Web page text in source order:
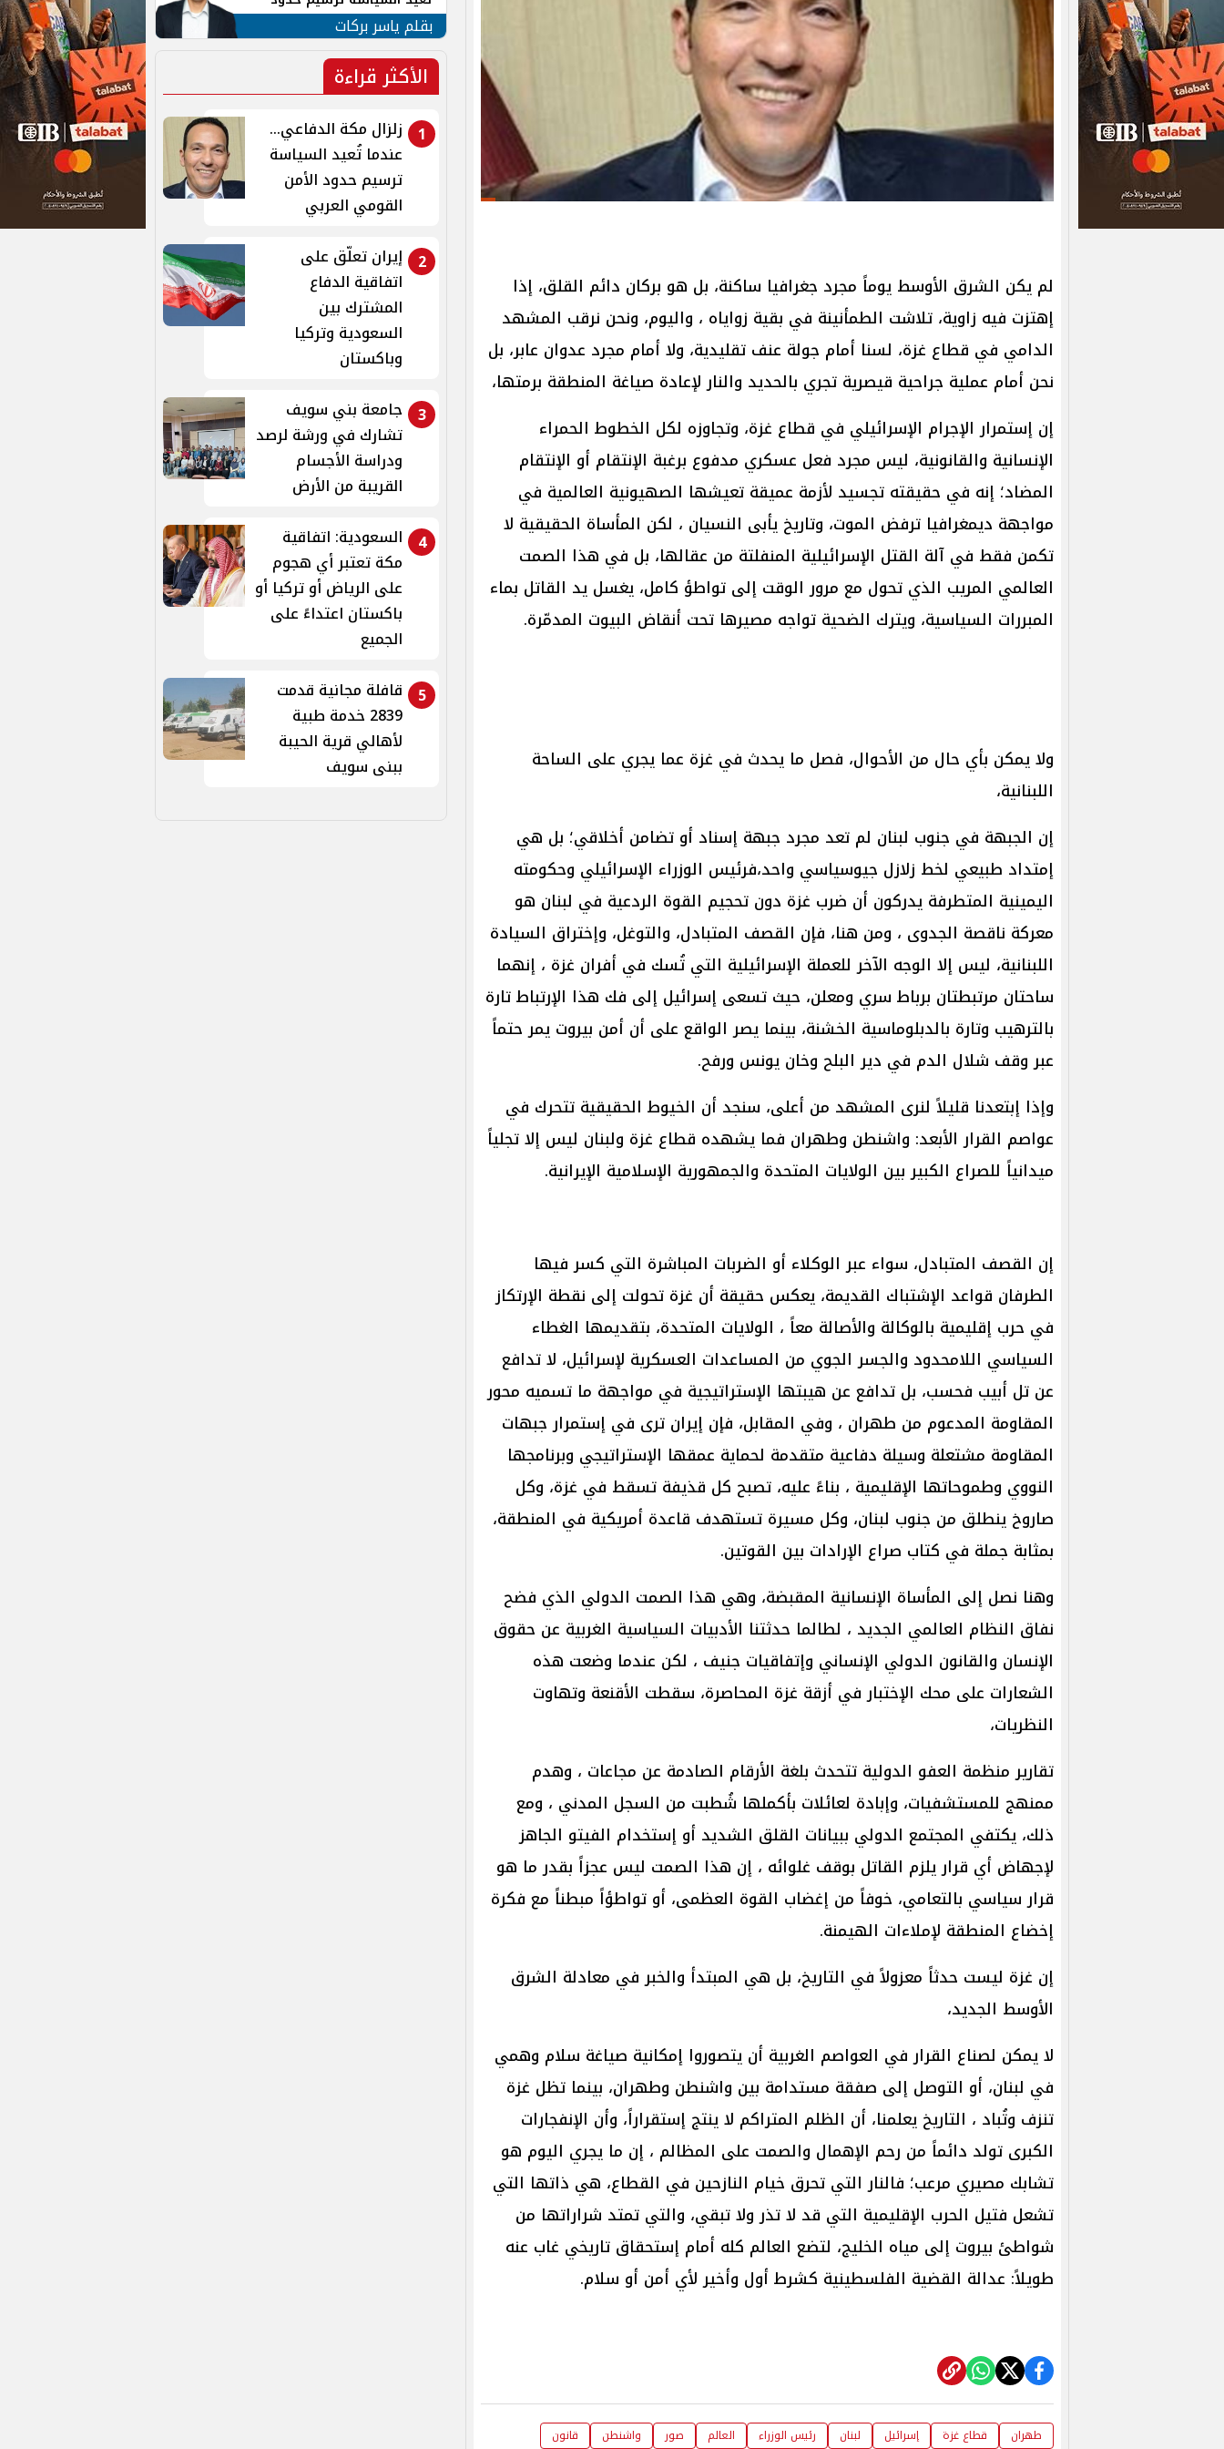
لم يكن الشرق الأوسط يوماً مجرد جغرافيا ساكنة، بل هو بركان دائم القلق، إذا
إهتزت فيه زاوية، تلاشت الطمأنينة في بقية زواياه ، واليوم، ونحن نرقب المشهد
الدامي في قطاع غزة، لسنا أمام جولة عنف تقليدية، ولا أمام مجرد عدوان عابر، بل
نحن أمام عملية جراحية قيصرية تجري بالحديد والنار لإعادة صياغة المنطقة برمتها،
إن إستمرار الإجرام الإسرائيلي في قطاع غزة، وتجاوزه لكل الخطوط الحمراء
الإنسانية والقانونية، ليس مجرد فعل عسكري مدفوع برغبة الإنتقام أو الإنتقام
المضاد؛ إنه في حقيقته تجسيد لأزمة عميقة تعيشها الصهيونية العالمية في
مواجهة ديمغرافيا ترفض الموت، وتاريخ يأبى النسيان ، لكن المأساة الحقيقية لا
تكمن فقط في آلة القتل الإسرائيلية المنفلتة من عقالها، بل في هذا الصمت
العالمي المريب الذي تحول مع مرور الوقت إلى تواطؤ كامل، يغسل يد القاتل بماء
المبررات السياسية، ويترك الضحية تواجه مصيرها تحت أنقاض البيوت المدمّرة.
ولا يمكن بأي حال من الأحوال، فصل ما يحدث في غزة عما يجري على الساحة
اللبنانية،
إن الجبهة في جنوب لبنان لم تعد مجرد جبهة إسناد أو تضامن أخلاقي؛ بل هي
إمتداد طبيعي لخط زلازل جيوسياسي واحد،فرئيس الوزراء الإسرائيلي وحكومته
اليمينية المتطرفة يدركون أن ضرب غزة دون تحجيم القوة الردعية في لبنان هو
معركة ناقصة الجدوى ، ومن هنا، فإن القصف المتبادل، والتوغل، وإختراق السيادة
اللبنانية، ليس إلا الوجه الآخر للعملة الإسرائيلية التي تُسك في أفران غزة ، إنهما
ساحتان مرتبطتان برباط سري ومعلن، حيث تسعى إسرائيل إلى فك هذا الإرتباط تارة
بالترهيب وتارة بالدبلوماسية الخشنة، بينما يصر الواقع على أن أمن بيروت يمر حتماً
عبر وقف شلال الدم في دير البلح وخان يونس ورفح.
وإذا إبتعدنا قليلاً لنرى المشهد من أعلى، سنجد أن الخيوط الحقيقية تتحرك في
عواصم القرار الأبعد: واشنطن وطهران فما يشهده قطاع غزة ولبنان ليس إلا تجلياً
ميدانياً للصراع الكبير بين الولايات المتحدة والجمهورية الإسلامية الإيرانية.
إن القصف المتبادل، سواء عبر الوكلاء أو الضربات المباشرة التي كسر فيها
الطرفان قواعد الإشتباك القديمة، يعكس حقيقة أن غزة تحولت إلى نقطة الإرتكاز
في حرب إقليمية بالوكالة والأصالة معاً ، الولايات المتحدة، بتقديمها الغطاء
السياسي اللامحدود والجسر الجوي من المساعدات العسكرية لإسرائيل، لا تدافع
عن تل أبيب فحسب، بل تدافع عن هيبتها الإستراتيجية في مواجهة ما تسميه محور
المقاومة المدعوم من طهران ، وفي المقابل، فإن إيران ترى في إستمرار جبهات
المقاومة مشتعلة وسيلة دفاعية متقدمة لحماية عمقها الإستراتيجي وبرنامجها
النووي وطموحاتها الإقليمية ، بناءً عليه، تصبح كل قذيفة تسقط في غزة، وكل
صاروخ ينطلق من جنوب لبنان، وكل مسيرة تستهدف قاعدة أمريكية في المنطقة،
بمثابة جملة في كتاب صراع الإرادات بين القوتين.
وهنا نصل إلى المأساة الإنسانية المقبضة، وهي هذا الصمت الدولي الذي فضح
نفاق النظام العالمي الجديد ، لطالما حدثتنا الأدبيات السياسية الغربية عن حقوق
الإنسان والقانون الدولي الإنساني وإتفاقيات جنيف ، لكن عندما وضعت هذه
الشعارات على محك الإختبار في أزقة غزة المحاصرة، سقطت الأقنعة وتهاوت
النظريات،
تقارير منظمة العفو الدولية تتحدث بلغة الأرقام الصادمة عن مجاعات ، وهدم
ممنهج للمستشفيات، وإبادة لعائلات بأكملها شُطبت من السجل المدني ، ومع
ذلك، يكتفي المجتمع الدولي ببيانات القلق الشديد أو إستخدام الفيتو الجاهز
لإجهاض أي قرار يلزم القاتل بوقف غلوائه ، إن هذا الصمت ليس عجزاً بقدر ما هو
قرار سياسي بالتعامي، خوفاً من إغضاب القوة العظمى، أو تواطؤاً مبطناً مع فكرة
إخضاع المنطقة لإملاءات الهيمنة.
إن غزة ليست حدثاً معزولاً في التاريخ، بل هي المبتدأ والخبر في معادلة الشرق
الأوسط الجديد،
لا يمكن لصناع القرار في العواصم الغربية أن يتصوروا إمكانية صياغة سلام وهمي
في لبنان، أو التوصل إلى صفقة مستدامة بين واشنطن وطهران، بينما تظل غزة
تنزف وتُباد ، التاريخ يعلمنا، أن الظلم المتراكم لا ينتج إستقراراً، وأن الإنفجارات
الكبرى تولد دائماً من رحم الإهمال والصمت على المظالم ، إن ما يجري اليوم هو
تشابك مصيري مرعب؛ فالنار التي تحرق خيام النازحين في القطاع، هي ذاتها التي
تشعل فتيل الحرب الإقليمية التي قد لا تذر ولا تبقي، والتي تمتد شراراتها من
شواطئ بيروت إلى مياه الخليج، لتضع العالم كله أمام إستحقاق تاريخي غاب عنه
طويلاً: عدالة القضية الفلسطينية كشرط أول وأخير لأي أمن أو سلام.
طهران قطاع غزة إسرائيل لبنان رئيس الوزراء العالم صور واشنطن
قانون
الأمن القومي العربي
بقلم ياسر بركات
الأكثر قراءة
1
زلزال مكة الدفاعي...
عندما تُعيد السياسة
ترسيم حدود الأمن
القومي العربي
2
إيران تعلّق على
اتفاقية الدفاع
المشترك بين
السعودية وتركيا
وباكستان
3 جامعة بني سويف
تشارك في ورشة لرصد
ودراسة الأجسام
القريبة من الأرض
4
السعودية: اتفاقية
مكة تعتبر أي هجوم
على الرياض أو تركيا أو
باكستان اعتداءً على
الجميع
5
قافلة مجانية قدمت
2839 خدمة طبية
لأهالي قرية الحيبة
ببنى سويف